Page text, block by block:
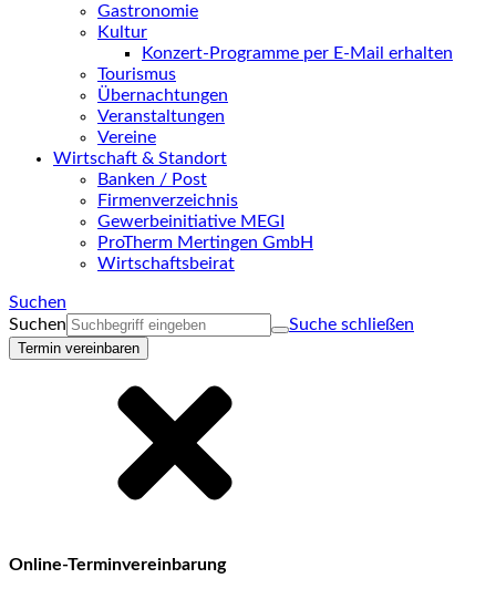
Gastronomie
Kultur
Konzert-Programme per E-Mail erhalten
Tourismus
Übernachtungen
Veranstaltungen
Vereine
Wirtschaft & Standort
Banken / Post
Firmenverzeichnis
Gewerbeinitiative MEGI
ProTherm Mertingen GmbH
Wirtschaftsbeirat
Suchen
Suchen
Suche schließen
Termin vereinbaren
Online-Terminvereinbarung